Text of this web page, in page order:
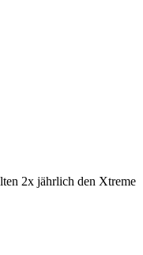
2x jährlich den Xtreme